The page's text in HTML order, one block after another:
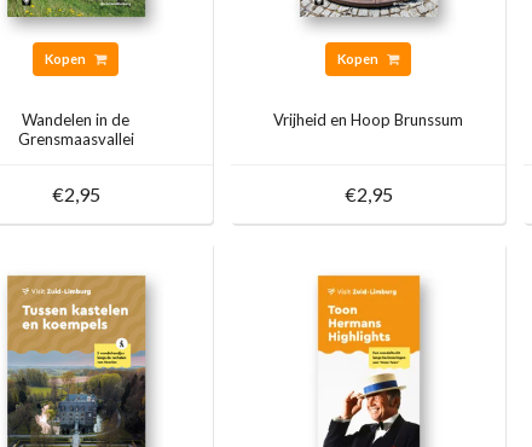
Kopen
Wandelen in de
Grensmaasvallei
€2,95
Kopen
Vrijheid en Hoop Brunssum
€2,95